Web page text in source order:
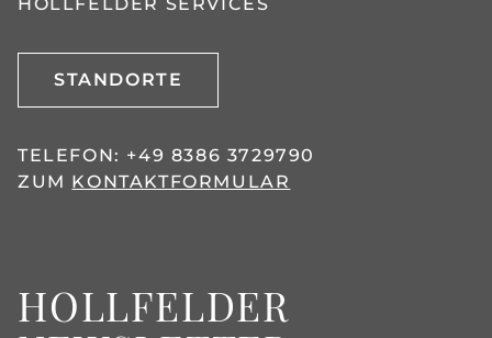
STANDORTE
TELEFON: +49 8386 3729790
ZUM KONTAKTFORMULAR
HOLLFELDER